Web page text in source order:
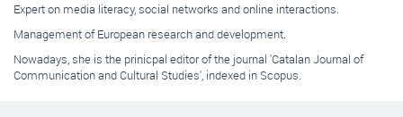
Expert on media literacy, social networks and online interactions.
Management of European research and development.
Nowadays, she is the prinicpal editor of the journal 'Catalan Journal of
Communication and Cultural Studies', indexed in Scopus.